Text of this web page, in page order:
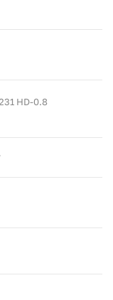
HD-0.8